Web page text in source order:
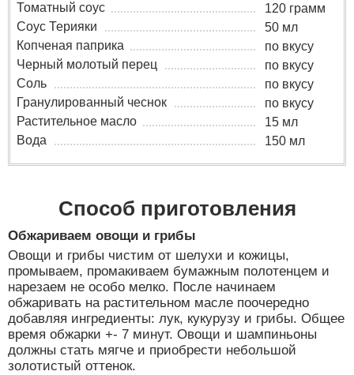
Томатный соус
120 грамм
Соус Терияки
50 мл
Копченая паприка
по вкусу
Черный молотый перец
по вкусу
Соль
по вкусу
Гранулированный чеснок
по вкусу
Растительное масло
15 мл
Вода
150 мл
Способ приготовления
Обжариваем овощи и грибы
Овощи и грибы чистим от шелухи и кожицы,
промываем, промакиваем бумажным полотенцем и
нарезаем не особо мелко. После начинаем
обжаривать на растительном масле поочередно
добавляя ингредиенты: лук, кукурузу и грибы. Общее
время обжарки +- 7 минут. Овощи и шампиньоны
должны стать мягче и приобрести небольшой
золотистый оттенок.